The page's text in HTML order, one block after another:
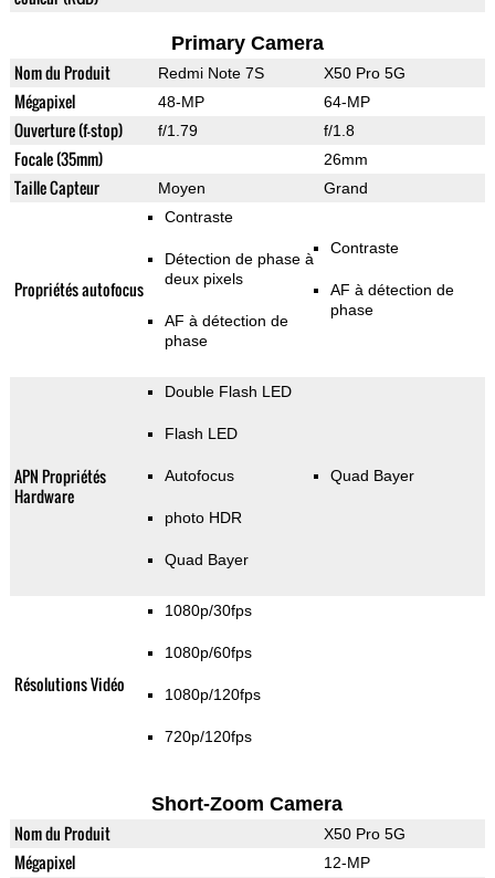
Primary Camera
Nom du Produit Redmi Note 7S X50 Pro 5G
Mégapixel 48-MP 64-MP
Ouverture (f-stop) f/1.79 f/1.8
Focale (35mm) 26mm
Taille Capteur Moyen Grand
Propriétés autofocus
Contraste
Détection de phase à
deux pixels
AF à détection de
phase
Contraste
AF à détection de
phase
APN Propriétés
Hardware
Double Flash LED
Flash LED
Autofocus
photo HDR
Quad Bayer
Quad Bayer
Résolutions Vidéo
1080p/30fps
1080p/60fps
1080p/120fps
720p/120fps
Short-Zoom Camera
Nom du Produit X50 Pro 5G
Mégapixel 12-MP